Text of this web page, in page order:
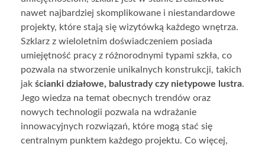
nawet najbardziej skomplikowane i niestandardowe
projekty, które stają się wizytówką każdego wnętrza.
Szklarz z wieloletnim doświadczeniem posiada
umiejętność pracy z różnorodnymi typami szkła, co
pozwala na stworzenie unikalnych konstrukcji, takich
jak ścianki działowe, balustrady czy nietypowe lustra.
Jego wiedza na temat obecnych trendów oraz
nowych technologii pozwala na wdrażanie
innowacyjnych rozwiązań, które mogą stać się
centralnym punktem każdego projektu. Co więcej,